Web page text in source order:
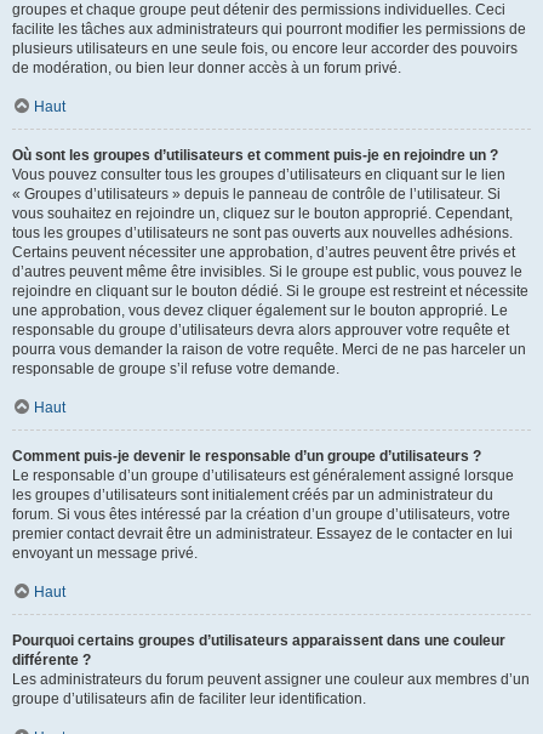
groupes et chaque groupe peut détenir des permissions individuelles. Ceci
facilite les tâches aux administrateurs qui pourront modifier les permissions de
plusieurs utilisateurs en une seule fois, ou encore leur accorder des pouvoirs
de modération, ou bien leur donner accès à un forum privé.
Haut
Où sont les groupes d’utilisateurs et comment puis-je en rejoindre un ?
Vous pouvez consulter tous les groupes d’utilisateurs en cliquant sur le lien
« Groupes d’utilisateurs » depuis le panneau de contrôle de l’utilisateur. Si
vous souhaitez en rejoindre un, cliquez sur le bouton approprié. Cependant,
tous les groupes d’utilisateurs ne sont pas ouverts aux nouvelles adhésions.
Certains peuvent nécessiter une approbation, d’autres peuvent être privés et
d’autres peuvent même être invisibles. Si le groupe est public, vous pouvez le
rejoindre en cliquant sur le bouton dédié. Si le groupe est restreint et nécessite
une approbation, vous devez cliquer également sur le bouton approprié. Le
responsable du groupe d’utilisateurs devra alors approuver votre requête et
pourra vous demander la raison de votre requête. Merci de ne pas harceler un
responsable de groupe s’il refuse votre demande.
Haut
Comment puis-je devenir le responsable d’un groupe d’utilisateurs ?
Le responsable d’un groupe d’utilisateurs est généralement assigné lorsque
les groupes d’utilisateurs sont initialement créés par un administrateur du
forum. Si vous êtes intéressé par la création d’un groupe d’utilisateurs, votre
premier contact devrait être un administrateur. Essayez de le contacter en lui
envoyant un message privé.
Haut
Pourquoi certains groupes d’utilisateurs apparaissent dans une couleur
différente ?
Les administrateurs du forum peuvent assigner une couleur aux membres d’un
groupe d’utilisateurs afin de faciliter leur identification.